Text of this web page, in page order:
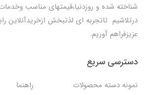
شناخته شده و روزدنیا،قیمتهای مناسب وخدمات
درتلاشیم تاتجربه ای لذتبخش ازخریدآنلاین
عزیزفراهم آوریم.
دسترسی سریع
نمونه دسته محصولات
راهنما